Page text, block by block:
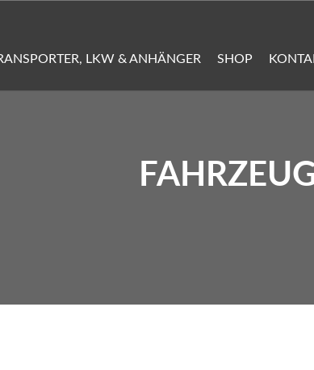
LKW & ANHÄNGER SHOP